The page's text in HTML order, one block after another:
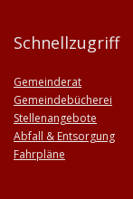
Schnellzugriff
Gemeinderat
Gemeindebücherei
Stellenangebote
Abfall & Entsorgung
Fahrpläne